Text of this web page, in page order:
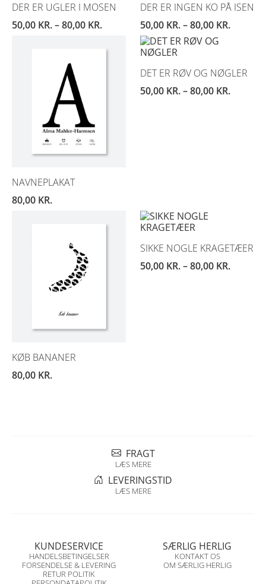
DER ER UGLER I MOSEN
50,00 KR.–80,00 KR.
DER ER INGEN KO PÅ ISEN
50,00 KR.–80,00 KR.
NAVNEPLAKAT
80,00 KR.
DET ER RØV OG NØGLER
50,00 KR.–80,00 KR.
KØB BANANER
80,00 KR.
SIKKE NOGLE KRAGETÆER
50,00 KR.–80,00 KR.
FRAGT
LÆS MERE
LEVERINGSTID
LÆS MERE
KUNDESERVICE
HANDELSBETINGELSER
FORSENDELSE & LEVERING
RETUR POLITIK
SÆRLIG HERLIG
KONTAKT OS
OM SÆRLIG HERLIG